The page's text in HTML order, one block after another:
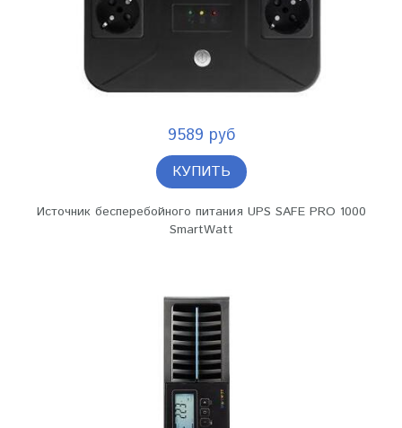
9589 руб
КУПИТЬ
Источник бесперебойного питания UPS SAFE PRO 1000
SmartWatt